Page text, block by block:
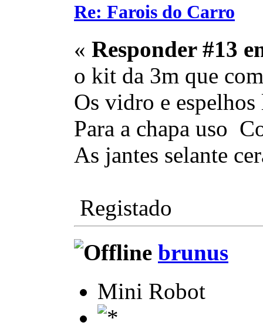
Re: Farois do Carro
« Responder #13
o kit da 3m que
Os vidro e
Para a chapa uso
As jantes selante
Registado
brunus
Mini Robot